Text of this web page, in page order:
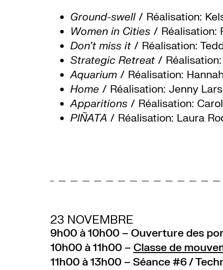
Ground-swell / Réalisation:
Women in Cities/ Réalisation:
Don’t miss it/ Réalisation:
Strategic Retreat/
Aquarium/ Réalisation:
Home / Réalisation: Jenny
Apparitions/ Réalisation:
PIÑATA / Réalisation: Laura
23 NOVEMBRE
9h00 à 10h00 – Ouverture des
10h00 à 11h00 – Classe de
11h00 à 13h00 – Séance #6 /